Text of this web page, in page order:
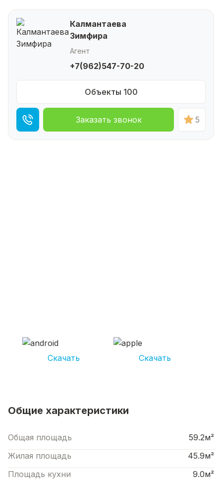
Калмантаева
Зимфира
Агент
+7(962)547-70-20
Объекты 100
Заказать звонок 5
Скачать Скачать
Общие характеристики
Общая площадь
59.2м²
Жилая площадь
45.9м²
Площадь кухни
9.0м²